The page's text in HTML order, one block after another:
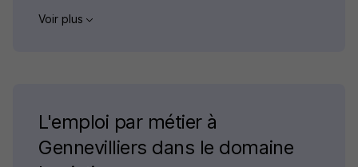
Voir plus
L'emploi par métier à
Gennevilliers dans le domaine